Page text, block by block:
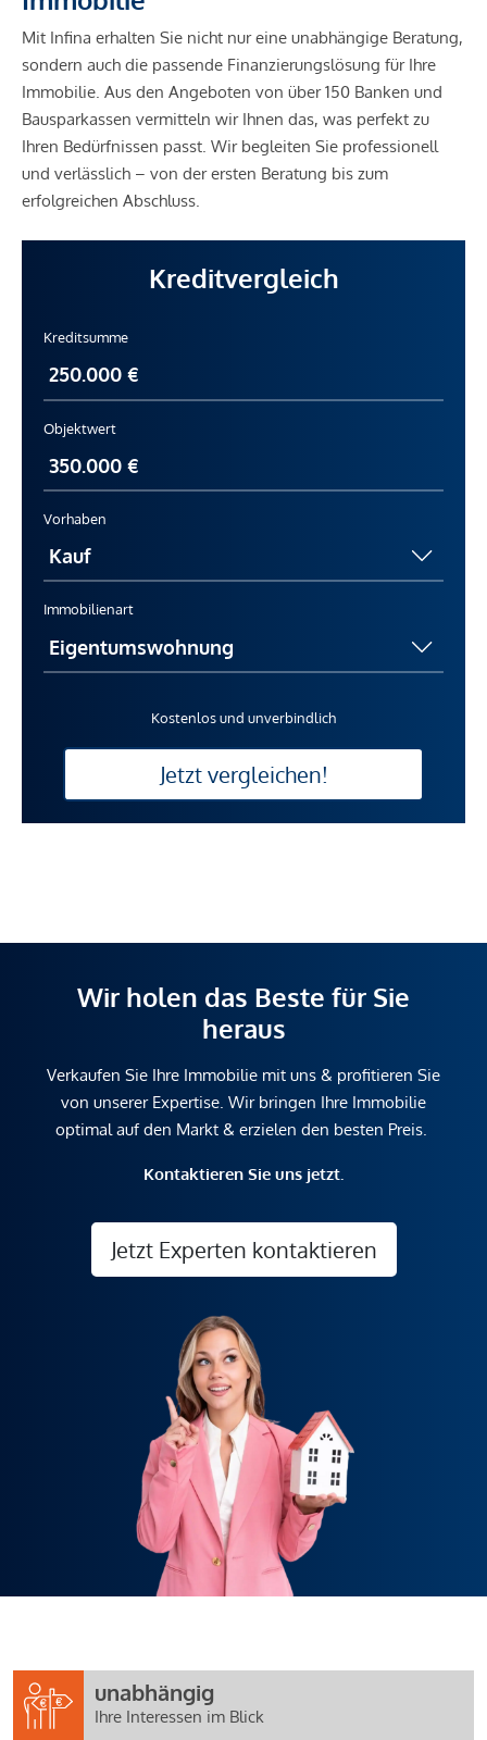
Mit Infina erhalten Sie nicht nur eine unabhängige Beratung,
sondern auch die passende Finanzierungslösung für Ihre
Immobilie. Aus den Angeboten von über 150 Banken und
Bausparkassen vermitteln wir Ihnen das, was perfekt zu
Ihren Bedürfnissen passt. Wir begleiten Sie professionell
und verlässlich – von der ersten Beratung bis zum
erfolgreichen Abschluss.
Kreditvergleich
Kreditsumme
Objektwert
Vorhaben
Immobilienart
Kostenlos und unverbindlich
Jetzt vergleichen!
Wir holen das Beste für Sie
heraus
Verkaufen Sie Ihre Immobilie mit uns & profitieren Sie
von unserer Expertise. Wir bringen Ihre Immobilie
optimal auf den Markt & erzielen den besten Preis.
Kontaktieren Sie uns jetzt.
Jetzt Experten kontaktieren
unabhängig
Ihre Interessen im Blick